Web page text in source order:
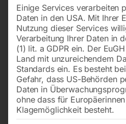
Schweißtisch
Einige Services verarbeiten
Daten in den USA. Mit Ihrer
Nutzung dieser Services
Verarbeitung Ihrer Daten in
(1) lit. a GDPR ein. Der
Land mit unzureichendem
Standards ein. Es besteht
Gefahr, dass US-Behörden
Daten in
ohne dass für
Klagemöglichkeit besteht.